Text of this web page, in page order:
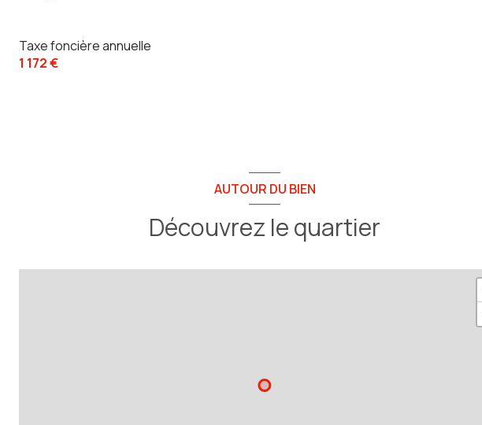
Taxe foncière annuelle
1 172 €
AUTOUR DU BIEN
Découvrez le quartier